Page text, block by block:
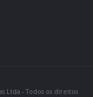
Ltda - Todos os direitos